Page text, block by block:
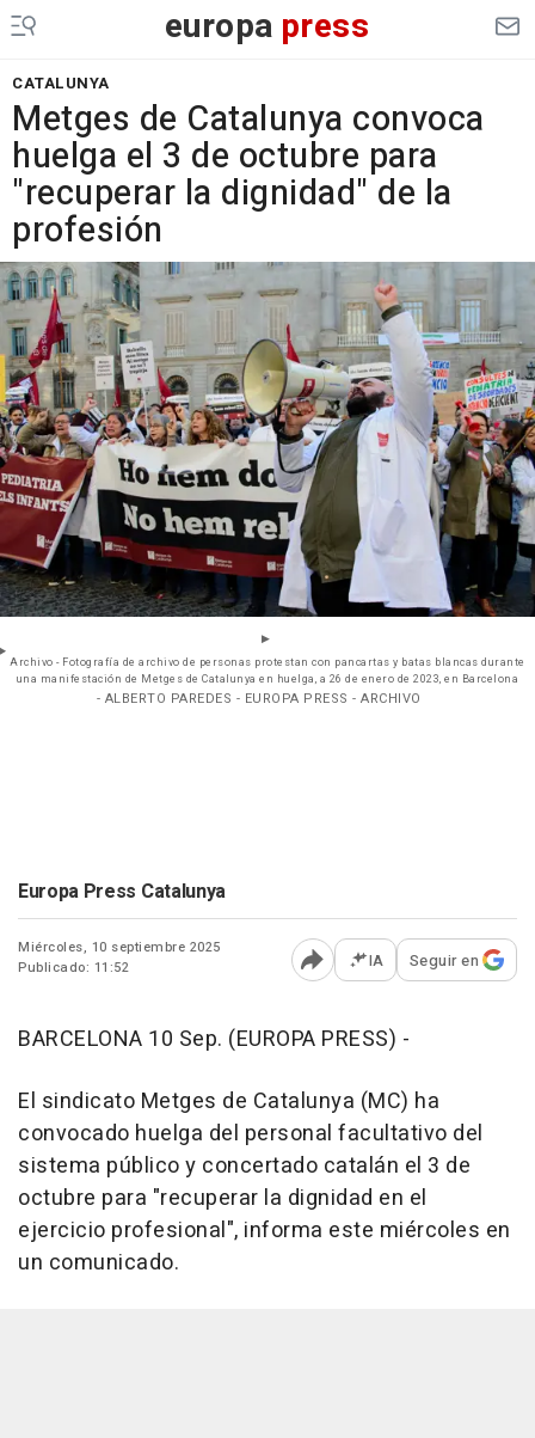
europa press
CATALUNYA
Metges de Catalunya convoca
huelga el 3 de octubre para
"recuperar la dignidad" de la
profesión
Archivo - Fotografía de archivo de personas protestan con pancartas y batas blancas durante
una manifestación de Metges de Catalunya en huelga, a 26 de enero de 2023, en Barcelona
- ALBERTO PAREDES - EUROPA PRESS - ARCHIVO
Europa Press Catalunya
Miércoles, 10 septiembre 2025
Publicado: 11:52
Abrir opciones para
IA Seguir en
BARCELONA 10 Sep. (EUROPA PRESS) -
El sindicato Metges de Catalunya (MC) ha
convocado huelga del personal facultativo del
sistema público y concertado catalán el 3 de
octubre para "recuperar la dignidad en el
ejercicio profesional", informa este miércoles en
un comunicado.